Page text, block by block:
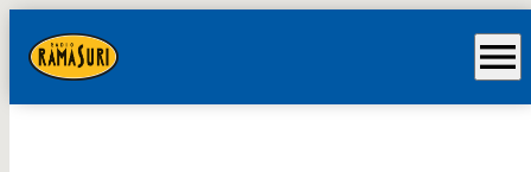
menu